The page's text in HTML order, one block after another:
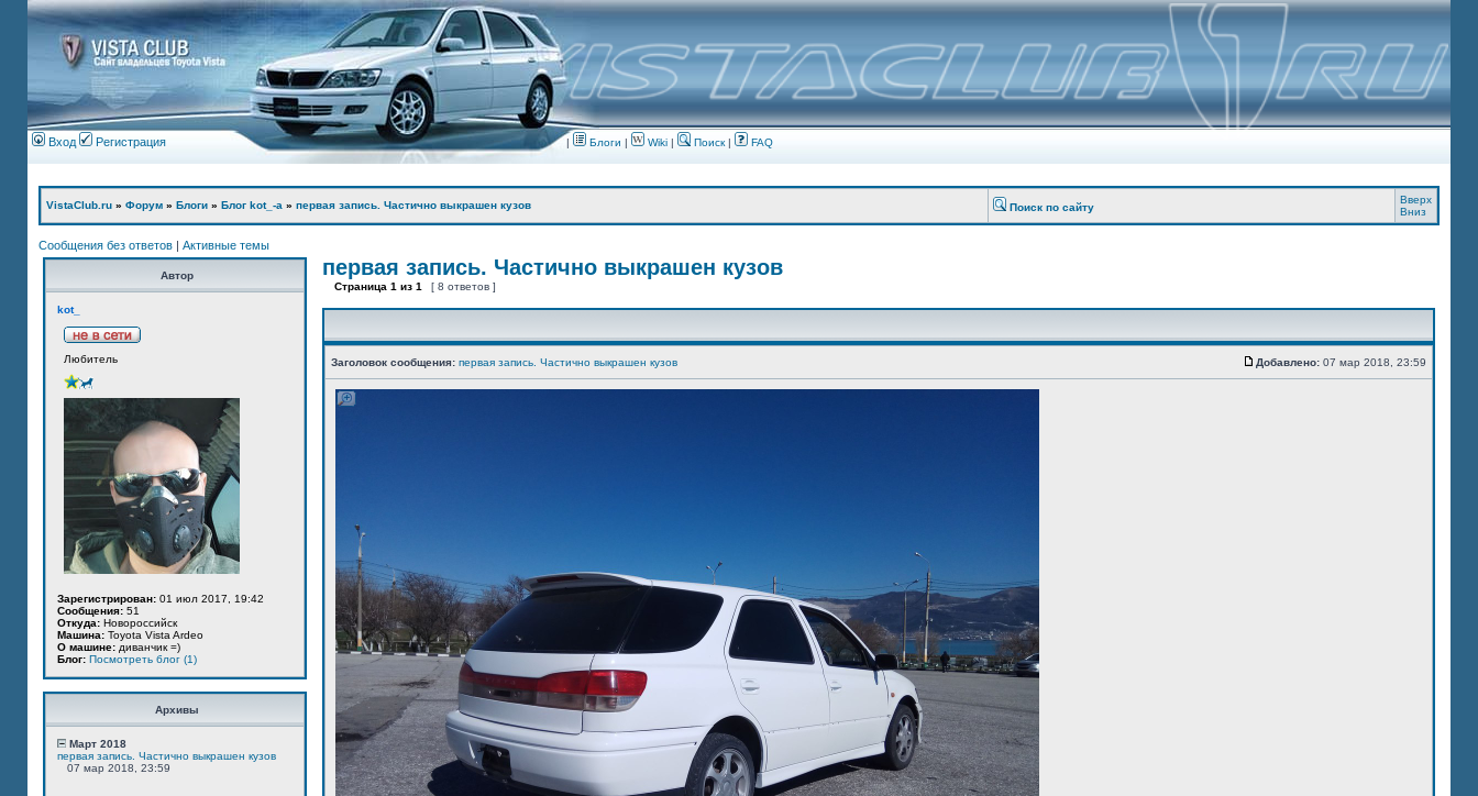
Вход Регистрация | Блоги | Wiki | Поиск| FAQ
VistaClub.ru » Форум » Блоги » Блог kot_-а » первая запись. Частично выкрашен кузов Поиск по сайту
Вверх
Вниз
Сообщения без ответов | Активные темы
Автор
kot_
Любитель
Зарегистрирован: 01 июл 2017, 19:42
Сообщения: 51
Откуда: Новороссийск
Машина: Toyota Vista Ardeo
О машине: диванчик =)
Блог: Посмотреть блог (1)
Архивы
Март 2018
первая запись. Частично выкрашен кузов
07 мар 2018, 23:59
первая запись. Частично выкрашен кузов
Страница 1 из 1 [ 8 ответов ]
Заголовок сообщения: первая запись. Частично выкрашен кузов Добавлено: 07 мар 2018, 23:59